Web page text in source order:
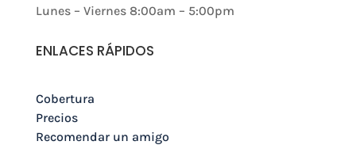
Lunes – Viernes 8:00am – 5:00pm
ENLACES RÁPIDOS
Cobertura
Precios
Recomendar un amigo